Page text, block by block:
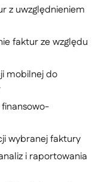
z uwzględnieniem
faktur ze względu
mobilnej do
wybranej faktury
i raportowania